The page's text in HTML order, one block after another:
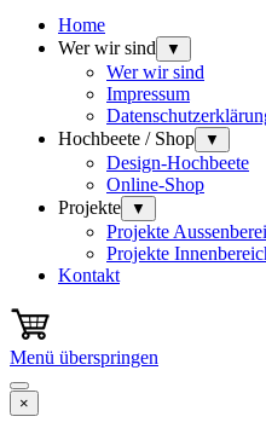
Home
Wer wir sind
▼
Wer wir sind
Impressum
Hochbeete / Shop
▼
Design-Hochbeete
Online-Shop
Projekte
▼
Projekte
Projekte
Kontakt
Menü überspringen
×